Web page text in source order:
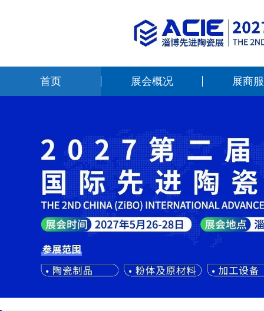
首页 展会概况 展商